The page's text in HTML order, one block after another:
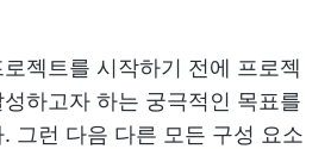
젝트를 시작하기 전에 프로젝
하고자 하는 궁극적인 목표를
그런 다음 다른 모든 구성 요소